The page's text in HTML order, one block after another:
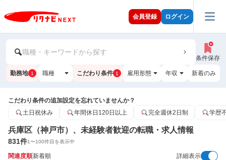
会員登録 ログイン
職種・キーワードから探す
条件保存
勤務地 1 職種 こだわり条件 1 雇用形態 年収 新着のみ
こだわり条件の追加設定を忘れていませんか？
土日祝休み
年間休日120日以上 完全週休2日制 学歴
兵庫区（神戸市）、未経験者歓迎の転職・求人情報
831件1〜100件目を表示中
関連度順新着順 詳細表示